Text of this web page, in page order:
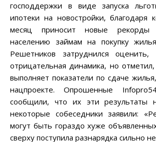
господдержки в виде запуска
ипотеки на новостройки, благодаря
месяц приносит новые
населению займам на покупку
Решетников затруднился
отрицательная динамика, но
выполняет показатели по сдаче
нацпроекте. Опрошенные
сообщили, что их эти результаты
некоторые собеседники заявили:
могут быть гораздо хуже
сверху поступила разнарядка сильно